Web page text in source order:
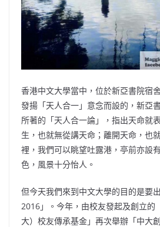
香港中文大學當中，位於新亞書院宿
發揚「天人合一」意念而設的，新亞
所著的「天人合一論」，指出天命就
生，也就無從講天命；離開天命，也
裡，我們可以眺望吐露港，亭前亦設
色，風景十分怡人。
但今天我們來到中文大學的目的是要
2016」。今年，由校友發起及創立的
大）校友傳承基金」再次舉辦「中大